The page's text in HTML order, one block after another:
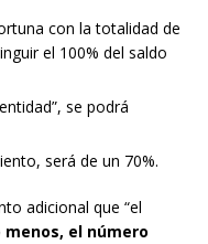
con la totalidad de
el 100% del saldo
se podrá
será de un 70%.
adicional que “el
el número